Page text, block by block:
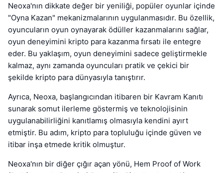
Neoxa'nın dikkate değer bir yeniliği, popüler oyunlar içinde
"Oyna Kazan" mekanizmalarının uygulanmasıdır. Bu özellik,
oyuncuların oyun oynayarak ödüller kazanmalarını sağlar,
oyun deneyimini kripto para kazanma fırsatı ile entegre
eder. Bu yaklaşım, oyun deneyimini sadece geliştirmekle
kalmaz, aynı zamanda oyuncuları pratik ve çekici bir
şekilde kripto para dünyasıyla tanıştırır.
Ayrıca, Neoxa, başlangıcından itibaren bir Kavram Kanıtı
sunarak somut ilerleme göstermiş ve teknolojisinin
uygulanabilirliğini kanıtlamış olmasıyla kendini ayırt
etmiştir. Bu adım, kripto para topluluğu içinde güven ve
itibar inşa etmede kritik olmuştur.
Neoxa'nın bir diğer çığır açan yönü, Hem Proof of Work